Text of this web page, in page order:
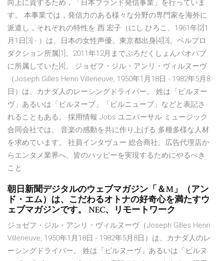
向上に資するため，「日本ブランド発信事業」を行っていま
す。 本事業では，発信力のある様々な分野の専門家を海外に
派遣し，それぞれの特性を 西 宏子（にし ひろこ、1961年[2]1
月1日[3] - ）は、日本の女性声優。東京都出身[4][3]。ベルプロ
ダクション所属[1]。2011年12月までぷろだくしょんバオバブ
に所属していた[4]。 ジョゼフ・ジル・アンリ・ヴィルヌーヴ
（Joseph Gilles Henri Villeneuve, 1950年1月18日 - 1982年5月8
日）は、カナダ人のレーシングドライバー。 姓は「ビルヌー
ヴ」あるいは「ビルヌーブ」「ビルニューブ」などと表記さ
れることもある。 採用情報 Jobs ユニバーサル ミュージック
合同会社では、 音楽の感動を共に作り上げる 多種多様な人材
を求めています。 社員インタヴュー 総合商社、広告代理店か
らエンタメ業界へ。皆のハッピーを実現するためにやるべき
こと
朝日新聞デジタルのウェブマガジン「＆M」（アン
ド・エム）は、こだわるオトナの好奇心を満たすウ
ェブマガジンです。 NEC、リモートワーク
ジョゼフ・ジル・アンリ・ヴィルヌーヴ（Joseph Gilles Henri
Villeneuve, 1950年1月18日 - 1982年5月8日）は、カナダ人のレ
ーシングドライバー。 姓は「ビルヌーヴ」あるいは「ビルヌ